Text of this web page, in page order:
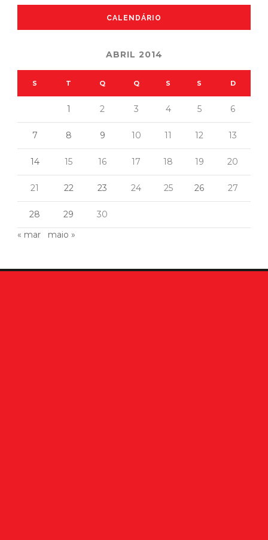
CALENDÁRIO
ABRIL 2014
S T Q Q S S D
1 2 3 4 5 6
7 8 9 10 11 12 13
14 15 16 17 18 19 20
21 22 23 24 25 26 27
28 29
30
« mar
maio »